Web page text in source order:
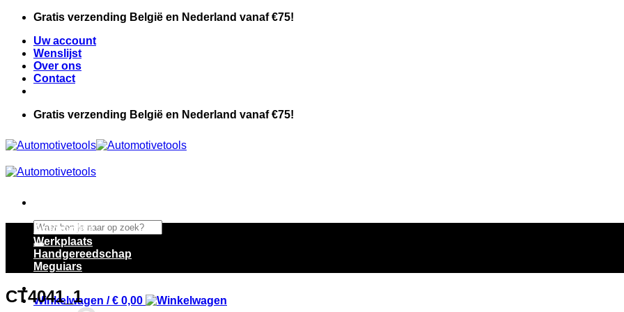
inhoud
Gratis verzending België en Nederland vanaf €75!
Uw account
Wenslijst
Over ons
Contact
Gratis verzending België en Nederland vanaf €75!
Zoeken
naar:
Winkelwagen /€ 0,00
Automotive
Werkplaats
Handgereedschap
Meguiars
CT4041_1